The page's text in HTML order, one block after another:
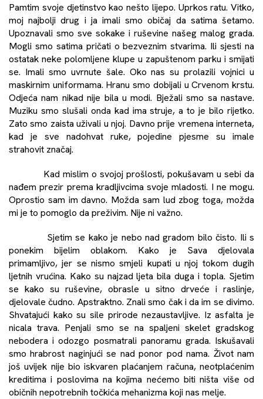
Pamtim svoje djetinstvo kao nešto lijepo. Uprkos ratu. Vitko,
moj najbolji drug i ja imali smo običaj da satima šetamo.
Upoznavali smo sve sokake i ruševine našeg malog grada.
Mogli smo satima pričati o bezveznim stvarima. Ili sjesti na
ostatak neke polomljene klupe u zapuštenom parku i smijati
se. Imali smo uvrnute šale. Oko nas su prolazili vojnici u
maskirnim uniformama. Hranu smo dobijali u Crvenom krstu.
Odjeća nam nikad nije bila u modi. Bježali smo sa nastave.
Muziku smo slušali onda kad ima struje, a to je bilo rijetko.
Zato smo zaista uživali u njoj. Davno prije vremena interneta,
kad je sve nadohvat ruke, pojedine pjesme su imale
strahovit značaj.
Kad mislim o svojoj prošlosti, pokušavam u sebi da
nađem prezir prema kradljivcima svoje mladosti. I ne mogu.
Oprostio sam im davno. Možda sam lud zbog toga, možda
mi je to pomoglo da preživim. Nije ni važno.
Sjetim se kako je nebo nad gradom bilo čisto. Ili s
ponekim bijelim oblakom. Kako je Sava djelovala
primamljivo, jer se nismo smjeli kupati u njoj tokom dugih
ljetnih vrućina. Kako su najzad ljeta bila duga i topla. Sjetim
se kako su ruševine, obrasle u sitno drveće i raslinje,
djelovale čudno. Apstraktno. Znali smo čak i da im se divimo.
Shvatajući kako su sile prirode nezaustavljive. Iz asfalta je
nicala trava. Penjali smo se na spaljeni skelet gradskog
nebodera i odozgo posmatrali panoramu grada. Iskušavali
smo hrabrost naginjući se nad ponor pod nama. Život nam
još uvijek nije bio iskvaren plaćanjem računa, neotplaćenim
kreditima i poslovima na kojima nećemo biti ništa više od
običnih nepotrebnih točkića mehanizma koji nas melje.